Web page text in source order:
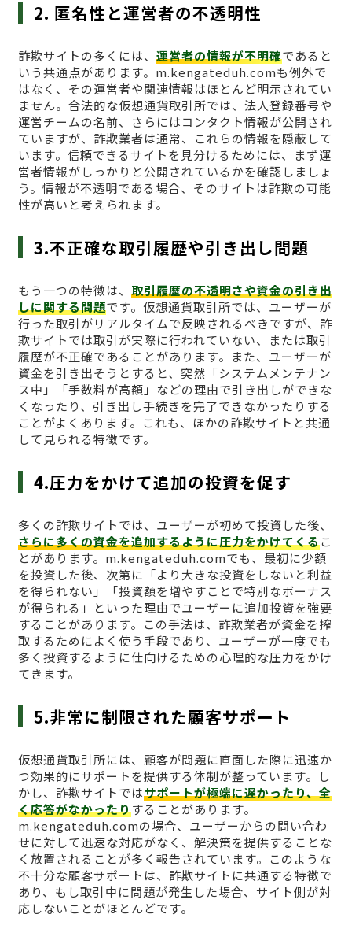
2. 匿名性と運営者の不透明性
詐欺サイトの多くには、 運営者の情報が不明確であると
いう共通点があります。m.kengateduh.comも例外で
はなく、その運営者や関連情報はほとんど明示されてい
ません。合法的な仮想通貨取引所では、法人登録番号や
運営チームの名前、さらにはコンタクト情報が公開され
ていますが、詐欺業者は通常、これらの情報を隠蔽して
います。信頼できるサイトを見分けるためには、まず運
営者情報がしっかりと公開されているかを確認しましょ
う。情報が不透明である場合、そのサイトは詐欺の可能
性が高いと考えられます。
3.不正確な取引履歴や引き出し問題
もう一つの特徴は、 取引履歴の不透明さや資金の引き出
しに関する問題です。仮想通貨取引所では、ユーザーが
行った取引がリアルタイムで反映されるべきですが、詐
欺サイトでは取引が実際に行われていない、または取引
履歴が不正確であることがあります。また、ユーザーが
資金を引き出そうとすると、突然「システムメンテナン
ス中」「手数料が高額」などの理由で引き出しができな
くなったり、引き出し手続きを完了できなかったりする
ことがよくあります。これも、ほかの詐欺サイトと共通
して見られる特徴です。
4.圧力をかけて追加の投資を促す
多くの詐欺サイトでは、ユーザーが初めて投資した後、
さらに多くの資金を追加するように圧力をかけてくるこ
とがあります。m.kengateduh.comでも、最初に少額
を投資した後、次第に「より大きな投資をしないと利益
を得られない」「投資額を増やすことで特別なボーナス
が得られる」といった理由でユーザーに追加投資を強要
することがあります。この手法は、詐欺業者が資金を搾
取するためによく使う手段であり、ユーザーが一度でも
多く投資するように仕向けるための心理的な圧力をかけ
てきます。
5.非常に制限された顧客サポート
仮想通貨取引所には、顧客が問題に直面した際に迅速か
つ効果的にサポートを提供する体制が整っています。し
かし、詐欺サイトではサポートが極端に遅かったり、全
く応答がなかったりすることがあります。
m.kengateduh.comの場合、ユーザーからの問い合わ
せに対して迅速な対応がなく、解決策を提供することな
く放置されることが多く報告されています。このような
不十分な顧客サポートは、詐欺サイトに共通する特徴で
あり、もし取引中に問題が発生した場合、サイト側が対
応しないことがほとんどです。